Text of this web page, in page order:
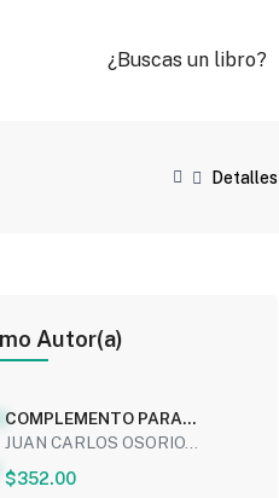
¿Buscas un libro?
Detalles
Autor(a)
COMPLEMENTO PARA
MATEMATICAS 1 (NEM)
JUAN CARLOS OSORIO...
$352.00